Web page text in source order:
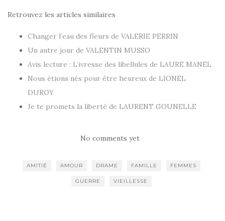
Retrouvez les articles similaires
Changer l’eau des fleurs de VALERIE PERRIN
Un autre jour de VALENTIN MUSSO
Avis lecture : L’ivresse des libellules de LAURE MANEL
Nous étions nés pour être heureux de LIONEL
DUROY
Je te promets la liberté de LAURENT GOUNELLE
No comments yet
AMITIÉ AMOUR DRAME FAMILLE FEMMES
GUERRE VIEILLESSE